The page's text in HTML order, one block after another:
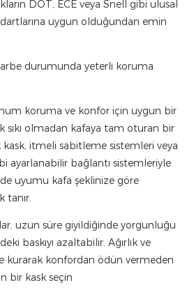
DOT, ECE veya Snell gibi ulusal
uygun olduğundan emin
durumunda yeterli koruma
koruma ve konfor için uygun bir
sıkı olmadan kafaya tam oturan bir
kask, itmeli sabitleme sistemleri veya
ayarlanabilir bağlantı sistemleriyle
uyumu kafa şeklinize göre
tanır.
uzun süre giyildiğinde yorgunluğu
baskıyı azaltabilir. Ağırlık ve
kurarak konfordan ödün vermeden
bir kask seçin